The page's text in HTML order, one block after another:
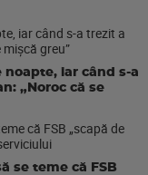
iar când s-a
„Noroc că se
se teme că FSB